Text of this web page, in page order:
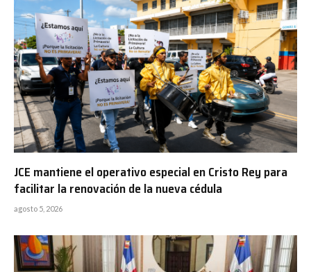
JCE mantiene el operativo especial en Cristo Rey para
facilitar la renovación de la nueva cédula
agosto 5, 2026